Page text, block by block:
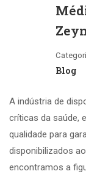
Blog
A indústria de
críticas da saúde,
qualidade para
disponibilizados
encontramos a